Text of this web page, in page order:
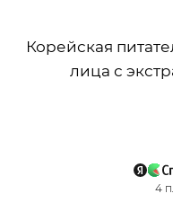
Корейская
лица с
4